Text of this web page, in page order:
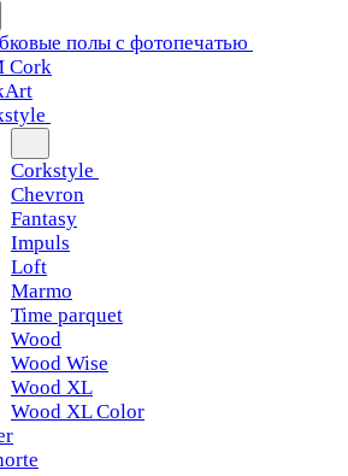
полы с фотопечатью
Cork
Corkstyle
Chevron
Fantasy
Impuls
Loft
Marmo
Time parquet
Wood
Wood Wise
Wood XL
Wood XL Color